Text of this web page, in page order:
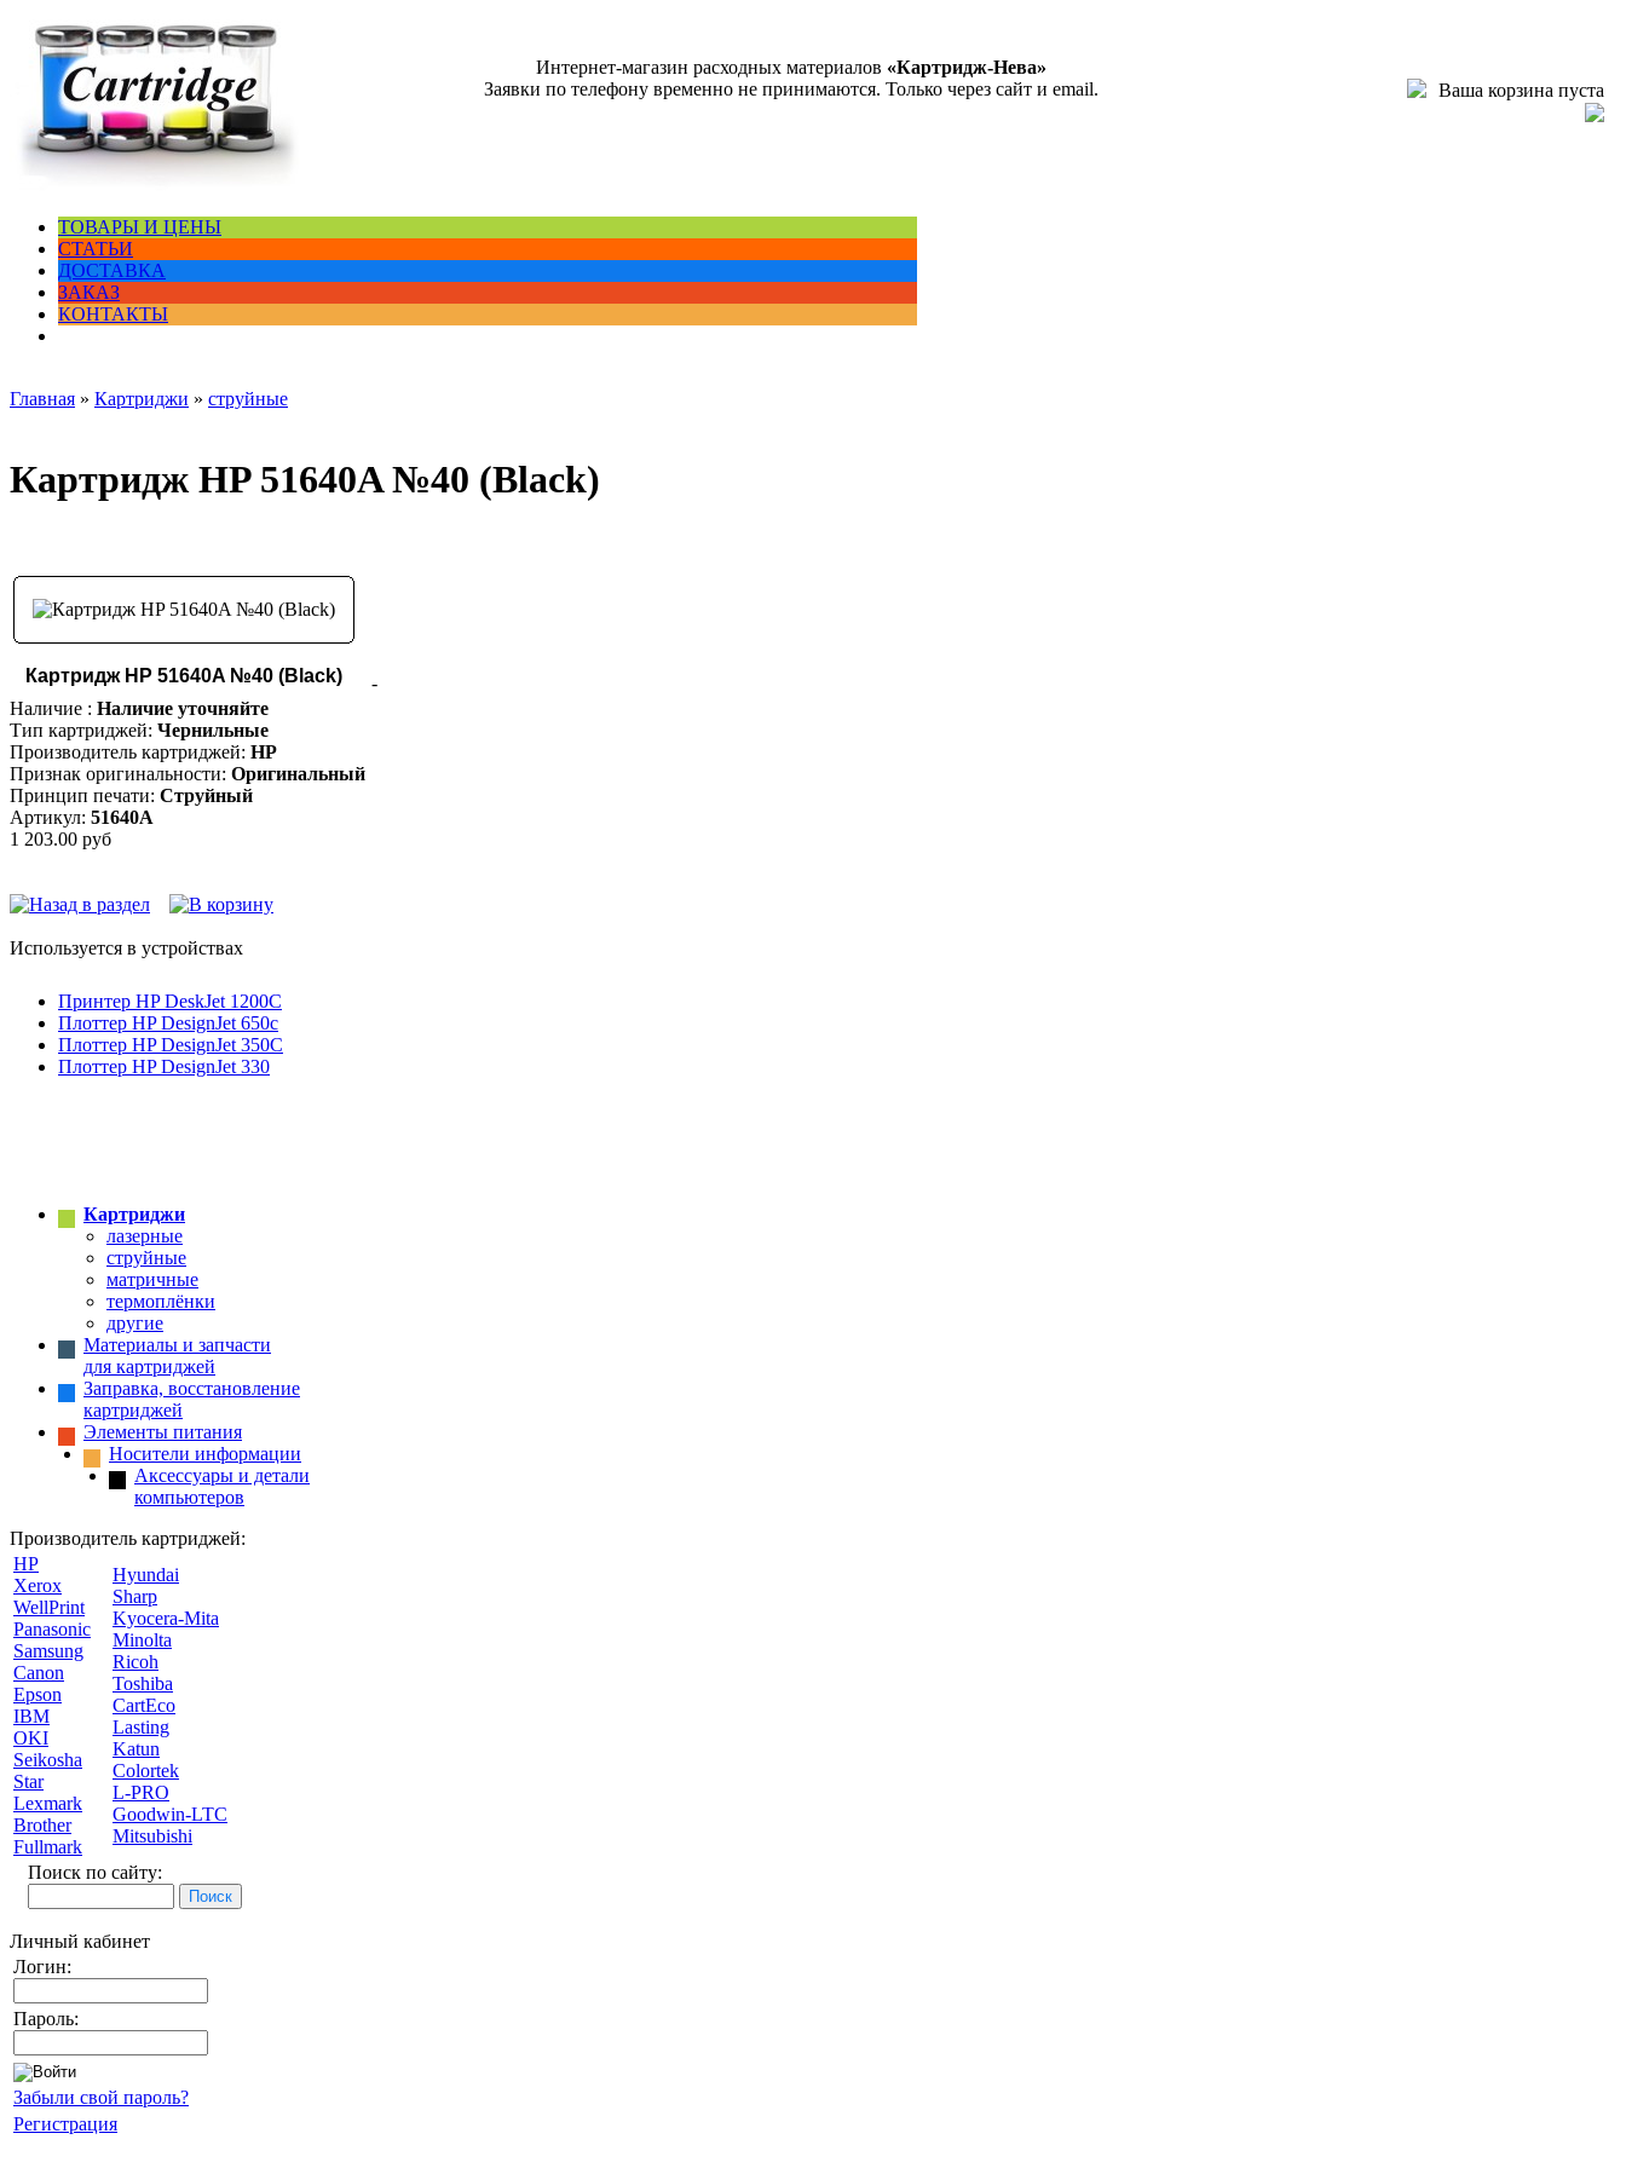
Интернет-магазин расходных материалов «Картридж-Нева»
Заявки по телефону временно не принимаются. Только через сайт и email.
Ваша корзина пуста
ТОВАРЫ И ЦЕНЫ
СТАТЬИ
ДОСТАВКА
ЗАКАЗ
КОНТАКТЫ
Главная » Картриджи » струйные
Картридж HP 51640A №40 (Black)
Картридж HP 51640A №40 (Black)
-
Наличие : Наличие уточняйте
Тип картриджей: Чернильные
Производитель картриджей: HP
Признак оригинальности: Оригинальный
Принцип печати: Струйный
Артикул: 51640A
1 203.00 руб
Используется в устройствах
Принтер HP DeskJet 1200C
Плоттер HP DesignJet 650c
Плоттер HP DesignJet 350C
Плоттер HP DesignJet 330
Картриджи
лазерные
струйные
матричные
термоплёнки
другие
Материалы и запчасти
для картриджей
Заправка, восстановление
картриджей
Элементы питания
Носители информации
Аксессуары и детали
компьютеров
Производитель картриджей:
HP
Xerox
WellPrint
Panasonic
Samsung
Canon
Epson
IBM
OKI
Seikosha
Star
Lexmark
Brother
Fullmark
Hyundai
Sharp
Kyocera-Mita
Minolta
Ricoh
Toshiba
CartEco
Lasting
Katun
Colortek
L-PRO
Goodwin-LTC
Mitsubishi
Поиск по сайту:
Личный кабинет
Логин:
Пароль:
Забыли свой пароль?
Регистрация